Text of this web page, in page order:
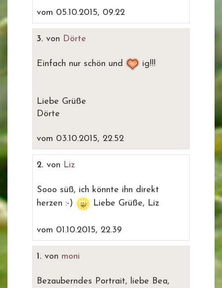
vom 05.10.2015, 09.22
3. von Dörte
Einfach nur schön und ig!!!
Liebe Grüße
Dörte
vom 03.10.2015, 22.52
2. von Liz
Sooo süß, ich könnte ihn direkt
herzen :-)
Liebe Grüße, Liz
vom 01.10.2015, 22.39
1. von moni
Bezauberndes Portrait, liebe Bea,